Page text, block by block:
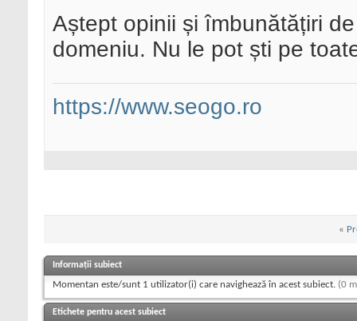
Aștept opinii și îmbunătățiri
domeniu. Nu le pot ști pe
https://www.seogo.ro
«
Informații subiect
Momentan este/sunt 1 utilizator(i) care navighează în acest subiect. (0
Etichete pentru acest subiect